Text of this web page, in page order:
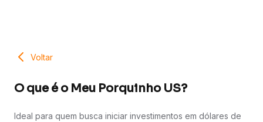
Voltar
O que é o Meu Porquinho US?
Ideal para quem busca iniciar investimentos em dólares de